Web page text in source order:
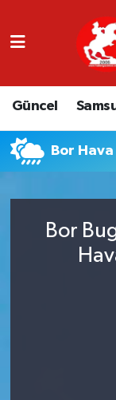
Güncel
Bor
Bor
GÜNCEL
SAMSUN
YAŞAM